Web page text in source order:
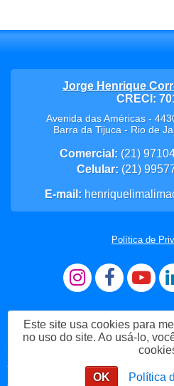
Me Chame no WhatsApp
Jorge Henrique
CRECI:
Avenida das Américas -
Barra da Tijuca- Rio de
Comercial: (21)
Celular: (21)
E-mail:
Política de
Este site usa cookies para
no uso do site. Ao usá-lo,
OK Política